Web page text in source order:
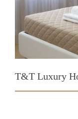
T&T Luxury